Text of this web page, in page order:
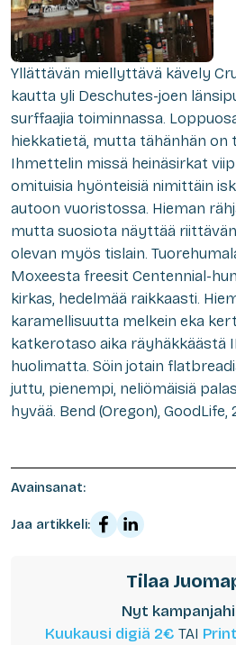
Yllättävän miellyttävä kävely
kautta yli Deschutes-joen
surffaajia toiminnassa.
hiekkatietä, mutta tähänhän
Ihmettelin missä heinäsirkat
omituisia hyönteisiä nimittäin
autoon vuoristossa. Hieman
mutta suosiota näyttää
olevan myös tislain.
Moxeesta freesit Centennial-
kirkas, hedelmää raikkaasti.
karamellisuutta melkein eka
katkerotaso aika räyhäkkäästä
huolimatta. Söin jotain
juttu, pienempi, neliömäisiä
hyvää. Bend (Oregon), GoodLife,
Avainsanat:
Jaa artikkeli:
Tilaa
Nyt
Kuukausi digiä 2€ TAI